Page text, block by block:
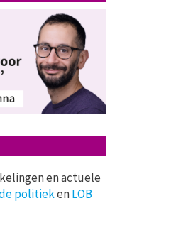
en actuele
politiekenLOB